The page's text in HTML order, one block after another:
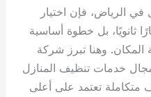
في الرياض، فإن اختيار
ثانويًا، بل خطوة أساسية
وهنا تبرز شركة
خدمات تنظيف المنازل
متكاملة تعتمد على أعلى